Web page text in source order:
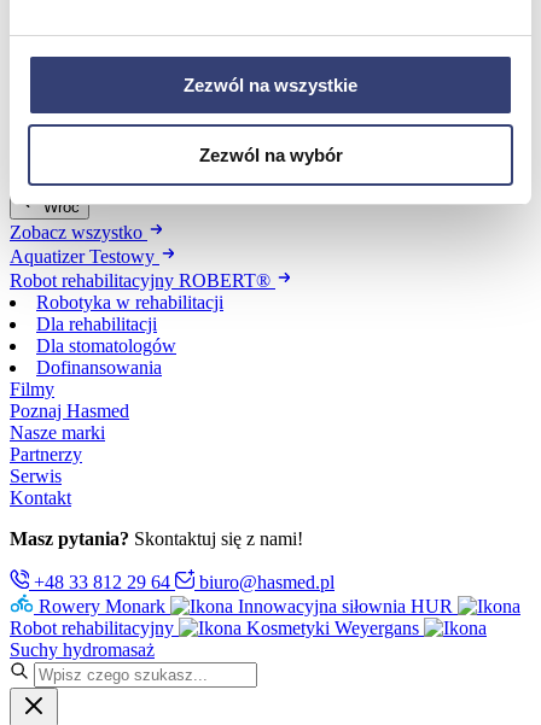
Zezwól na wszystkie
Zezwól na wybór
Wróć
Zobacz wszystko
Aquatizer Testowy
Robot rehabilitacyjny ROBERT®
Robotyka w rehabilitacji
Dla rehabilitacji
Dla stomatologów
Dofinansowania
Filmy
Poznaj Hasmed
Nasze marki
Partnerzy
Serwis
Kontakt
Masz pytania? Skontaktuj się z nami!
+48 33 812 29 64
biuro@hasmed.pl
Rowery Monark
Innowacyjna siłownia HUR
Robot rehabilitacyjny
Kosmetyki Weyergans
Suchy hydromasaż